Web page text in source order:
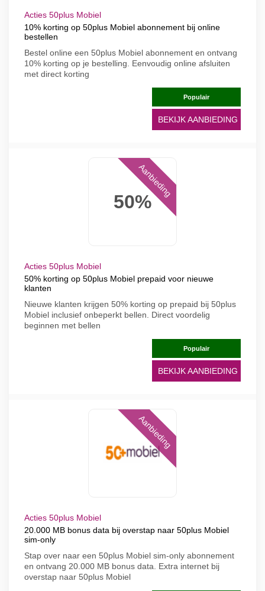
Acties 50plus Mobiel
10% korting op 50plus Mobiel abonnement bij online
bestellen
Bestel online een 50plus Mobiel abonnement en ontvang
10% korting op je bestelling. Eenvoudig online afsluiten
met direct korting
Populair
BEKIJK AANBIEDING
50%
Aanbieding
Acties 50plus Mobiel
50% korting op 50plus Mobiel prepaid voor nieuwe
klanten
Nieuwe klanten krijgen 50% korting op prepaid bij 50plus
Mobiel inclusief onbeperkt bellen. Direct voordelig
beginnen met bellen
Populair
BEKIJK AANBIEDING
Aanbieding
Acties 50plus Mobiel
20.000 MB bonus data bij overstap naar 50plus Mobiel
sim-only
Stap over naar een 50plus Mobiel sim-only abonnement
en ontvang 20.000 MB bonus data. Extra internet bij
overstap naar 50plus Mobiel